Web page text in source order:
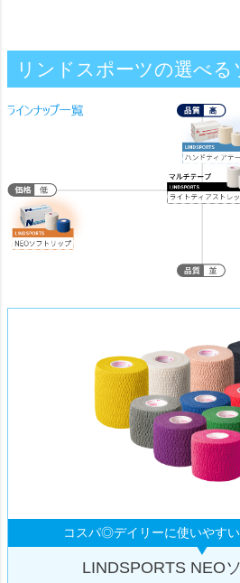
リンドスポーツの選べ
コスパ◎デイリーに使いやす
LINDSPORTS NEO